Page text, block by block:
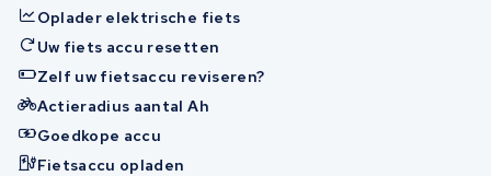
Oplader elektrische fiets
Uw fiets accu resetten
Zelf uw fietsaccu reviseren?
Actieradius aantal Ah
Goedkope accu
Fietsaccu opladen